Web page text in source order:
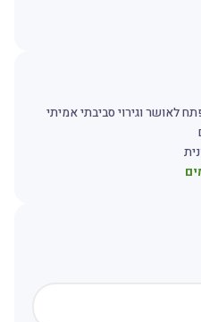
לאושר וגירוי סביבתי אמיתי